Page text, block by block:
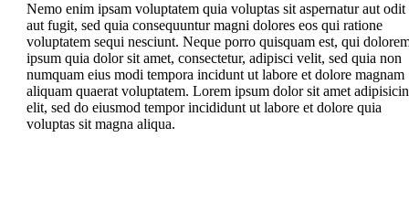
Nemo enim ipsam voluptatem quia voluptas sit aspernatur aut odit
aut fugit, sed quia consequuntur magni dolores eos qui ratione
voluptatem sequi nesciunt. Neque porro quisquam est, qui
ipsum quia dolor sit amet, consectetur, adipisci velit, sed quia non
numquam eius modi tempora incidunt ut labore et dolore magnam
aliquam quaerat voluptatem. Lorem ipsum dolor sit amet
elit, sed do eiusmod tempor incididunt ut labore et dolore quia
voluptas sit magna aliqua.